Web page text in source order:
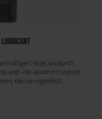
Hitze, wodurch
und -öle abnimmt und sie
die sie eigentlich